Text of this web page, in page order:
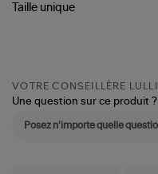
Us
Taille unique
VOTRE CONSEILLÈRE LULLI
Une question sur ce produit ?